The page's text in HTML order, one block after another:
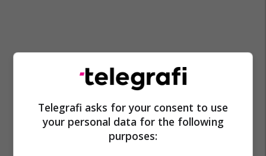
Telegrafi asks for your consent to use
your personal data for the following
purposes: